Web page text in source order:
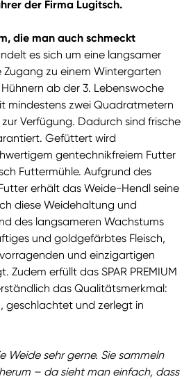
der Firma Lugitsch.
die man auch schmeckt
es sich um eine langsamer
Zugang zu einem Wintergarten
ab der 3. Lebenswoche
mindestens zwei Quadratmetern
Verfügung. Dadurch sind frische
Gefüttert wird
gentechnikfreiem Futter
Futtermühle. Aufgrund des
erhält das Weide-Hendl seine
diese Weidehaltung und
des langsameren Wachstums
und goldgefärbtes Fleisch,
und einzigartigen
Zudem erfüllt das SPAR PREMIUM
das Qualitätsmerkmal:
geschlachtet und zerlegt in
Weide sehr gerne. Sie sammeln
– da sieht man einfach, dass